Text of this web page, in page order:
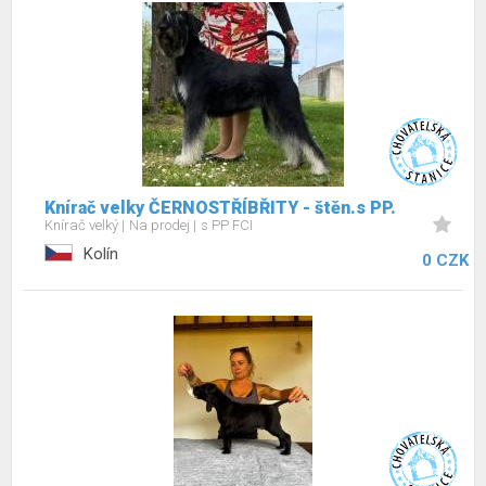
Knírač velky ČERNOSTŘÍBŘITY - štěn.s PP.
Knírač velký Na prodej s PP FCI
Kolín 0 CZK